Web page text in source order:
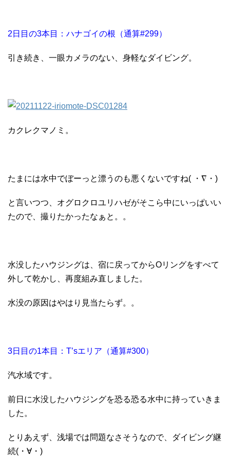
2日目の3本目：ハナゴイの根（通算#299）
引き続き、一眼カメラのない、身軽なダイビング。
カクレクマノミ。
たまには水中でぼーっと漂うのも悪くないですね( ・∇・)
と言いつつ、オグロクロユリハゼがそこら中にいっぱいい
たので、撮りたかったなぁと。。
水没したハウジングは、宿に戻ってからOリングをすべて
外して乾かし、再度組み直しました。
水没の原因はやはり見当たらず。。
3日目の1本目：T’sエリア（通算#300）
汽水域です。
前日に水没したハウジングを恐る恐る水中に持っていきま
した。
とりあえず、浅場では問題なさそうなので、ダイビング継
続(・∀・)